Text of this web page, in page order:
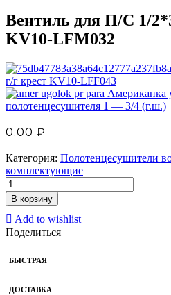
Вентиль для П/С 1/
KV10-LFM032
г/г крест KV10-LFF043
Американка
полотенцесушителя 1 — 3/4 (г.ш.)
0.00 ₽
Категория: Полотенцесушители
комплектующие
В корзину
Add to wishlist
Поделиться
БЫСТРАЯ
ДОСТАВКА